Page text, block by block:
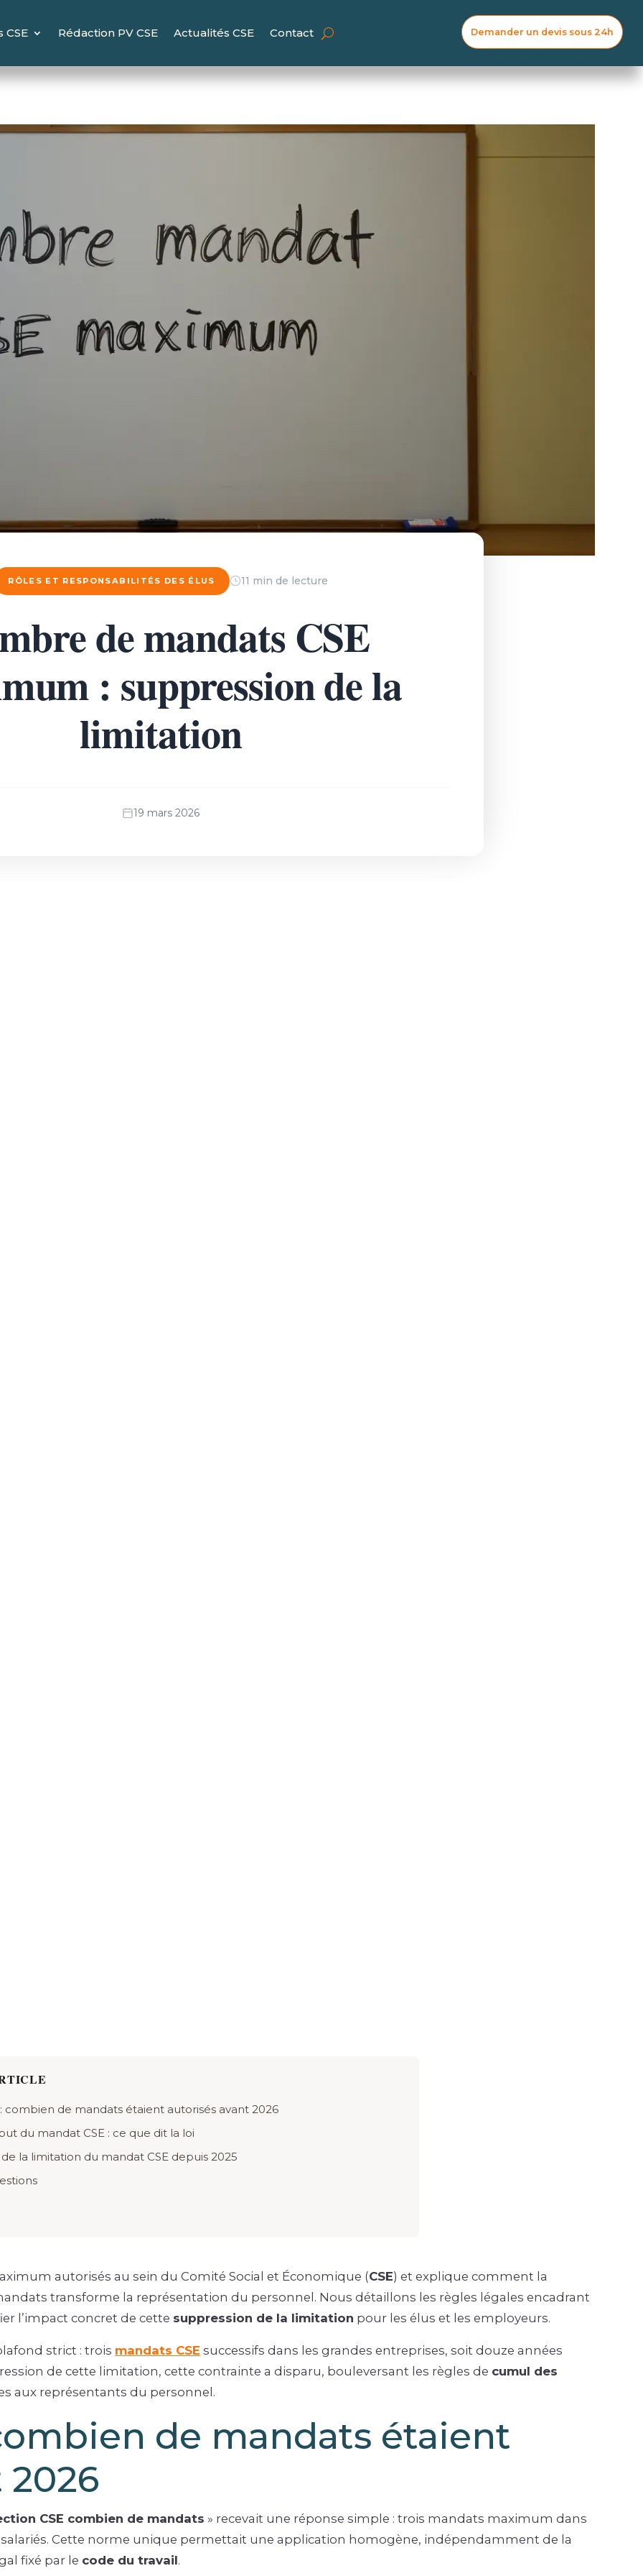
CSE Rédaction PV CSE Actualités CSE Contact Demander un devis sous 24h
RÔLES ET RESPONSABILITÉS DES ÉLUS 11 min de lecture
de mandats CSE
: suppression de la
limitation
19 mars 2026
combien de mandats étaient autorisés avant 2026
du mandat CSE : ce que dit la loi
la limitation du mandat CSE depuis 2025
autorisés au sein du Comité Social et Économique (CSE) et explique comment la
transforme la représentation du personnel. Nous détaillons les règles légales encadrant
l’impact concret de cette suppression de la limitation pour les élus et les employeurs.
strict : trois mandats CSE successifs dans les grandes entreprises, soit douze années
de cette limitation, cette contrainte a disparu, bouleversant les règles de cumul des
aux représentants du personnel.
de mandats étaient
CSE combien de mandats » recevait une réponse simple : trois mandats maximum dans
Cette norme unique permettait une application homogène, indépendamment de la
fixé par le code du travail.